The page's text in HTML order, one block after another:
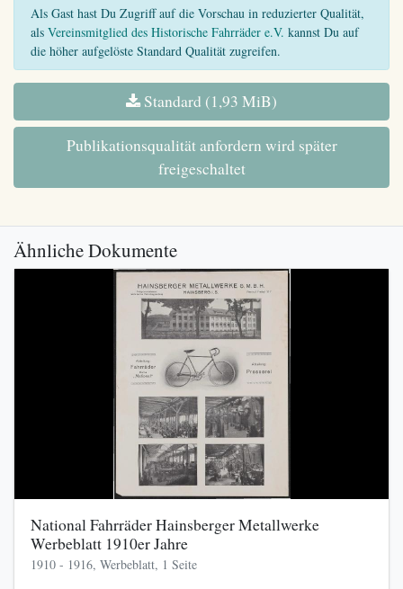
Als Gast hast Du Zugriff auf die Vorschau in reduzierter Qualität,
als Vereinsmitglied des Historische Fahrräder e.V. kannst Du auf
die höher aufgelöste Standard Qualität zugreifen.
Standard (1,93 MiB)
Publikationsqualität anfordern wird später
freigeschaltet
Ähnliche Dokumente
National Fahrräder Hainsberger Metallwerke
Werbeblatt 1910er Jahre
1910 - 1916, Werbeblatt, 1 Seite